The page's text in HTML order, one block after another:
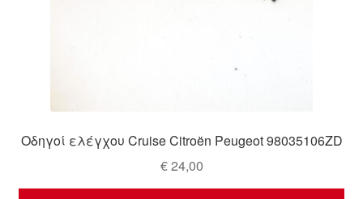
Οδηγοί ελέγχου Cruise Citroën Peugeot 98035106ZD
€24,00